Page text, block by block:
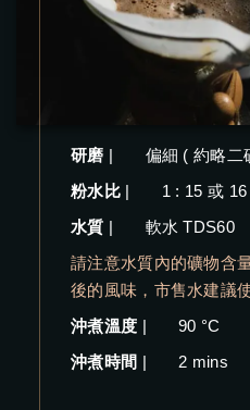
研磨 |
偏細 ( 約略二
粉水比|
1 : 15 或 16
水質 |
軟水 TDS60
請注意水質內的礦物含
後的風味，市售水建議
沖煮溫度 |
90 °C
沖煮時間 | 2 mins